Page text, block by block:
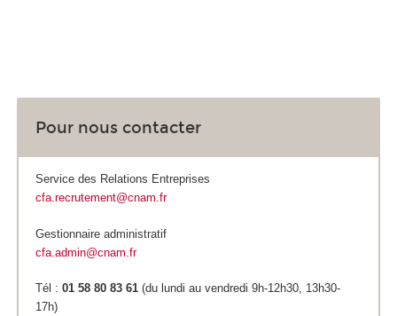
Pour nous contacter
Service des Relations Entreprises
cfa.recrutement@cnam.fr
Gestionnaire administratif
cfa.admin@cnam.fr
Tél : 01 58 80 83 61 (du lundi au vendredi 9h-12h30, 13h30-
17h)